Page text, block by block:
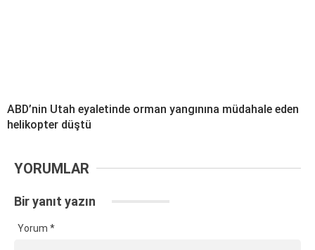
ABD’nin Utah eyaletinde orman yangınına müdahale eden
helikopter düştü
YORUMLAR
Bir yanıt yazın
Yorum *